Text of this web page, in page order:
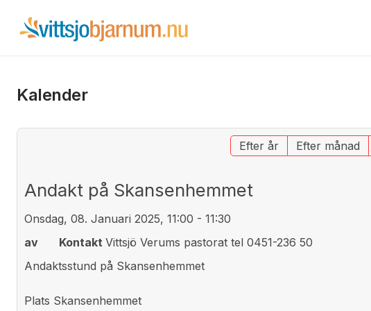
Kalender
Efter år Efter månad
Andakt på Skansenhemmet
Onsdag, 08. Januari 2025, 11:00 - 11:30
av
Kontakt Vittsjö Verums pastorat tel 0451-236 50
Andaktsstund på Skansenhemmet
Plats Skansenhemmet